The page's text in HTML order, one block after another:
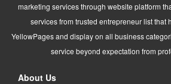
marketing services through website platform
services from trusted entrepreneur list that
YellowPages and display on all business
service beyond expectation from
About Us